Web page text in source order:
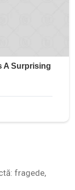
fragede,